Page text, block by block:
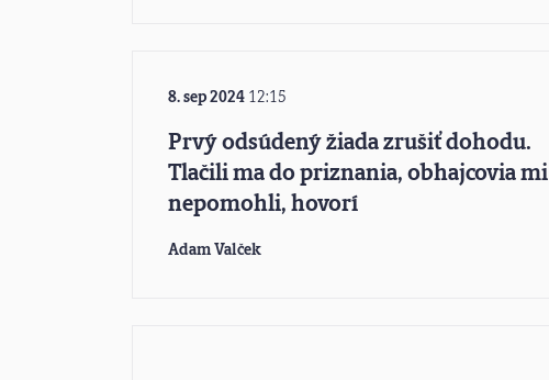
8. sep 2024 12:15
Prvý odsúdený žiada zrušiť dohodu.
Tlačili ma do priznania, obhajcovia mi
nepomohli, hovorí
Adam Valček